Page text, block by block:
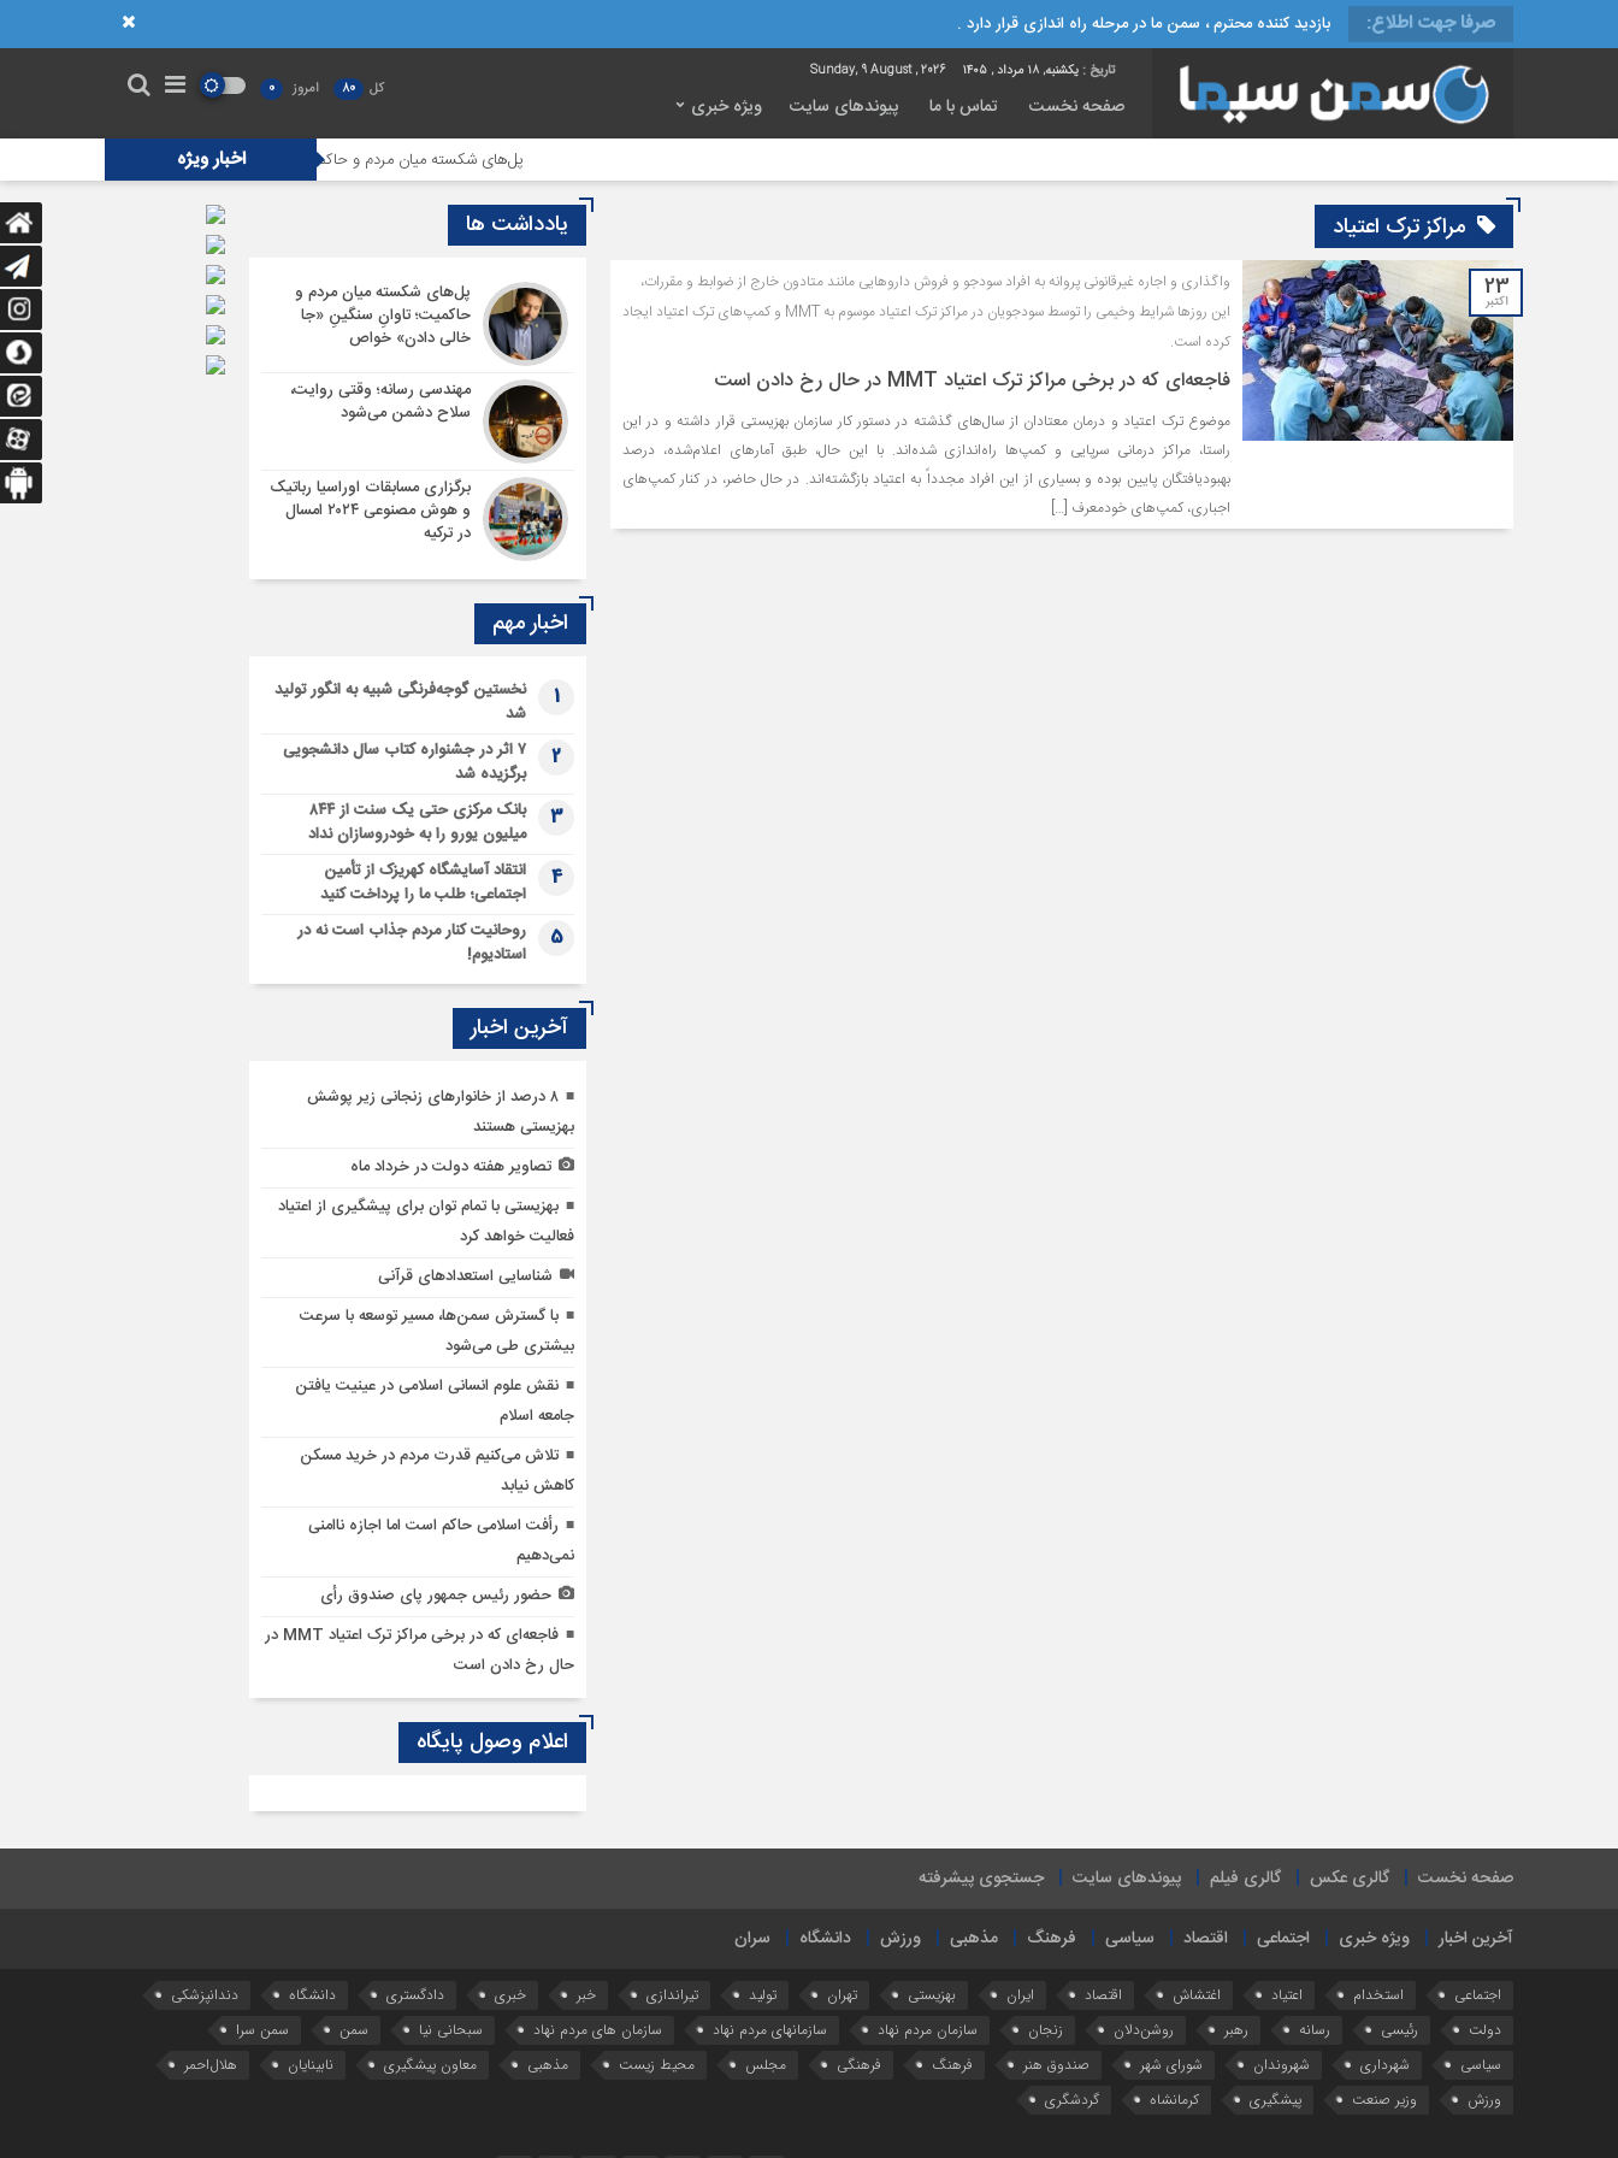
صرفا جهت اطلاع: بازدید کننده محترم ، سمن ما در مرحله راه اندازی قرار دارد .
تاریخ : یکشنبه, ۱۸ مرداد , ۱۴۰۵ Sunday, 9 August , 2026
صفحه نخست تماس با ما پیوندهای سایت ویژه خبری
کل 80 امروز 0
اخبار ویژه
پل‌های شکسته میان مردم و حاکمیت؛ تاوانِ سنگینِ «جا خالی دادن» خواص
مراکز ترک اعتیاد
23
اکتبر
واگذاری و اجاره غیرقانونی پروانه به افراد سودجو و فروش داروهایی مانند متادون خارج از ضوابط و مقررات،
این روزها شرایط وخیمی را توسط سودجویان در مراکز ترک اعتیاد موسوم به MMT و کمپ‌های ترک اعتیاد ایجاد
کرده است.
فاجعه‌ای که در برخی مراکز ترک اعتیاد MMT در حال رخ دادن است
موضوع ترک اعتیاد و درمان معتادان از سال‌های گذشته در دستور کار سازمان بهزیستی قرار داشته و در این
راستا، مراکز درمانی سرپایی و کمپ‌ها راه‌اندازی شده‌اند. با این حال، طبق آمارهای اعلام‌شده، درصد
بهبودیافتگان پایین بوده و بسیاری از این افراد مجدداً به اعتیاد بازگشته‌اند. در حال حاضر، در کنار کمپ‌های
اجباری، کمپ‌های خودمعرف […]
یادداشت ها
پل‌های شکسته میان مردم و
حاکمیت؛ تاوانِ سنگینِ «جا
خالی دادن» خواص
مهندسی رسانه؛ وقتی روایت،
سلاح دشمن می‌شود
برگزاری مسابقات اوراسیا رباتیک
و هوش مصنوعی ۲۰۲۴ امسال
در ترکیه
اخبار مهم
1
نخستین گوجه‌فرنگی شبیه به انگور تولید
شد
2
۷ اثر در جشنواره کتاب سال دانشجویی
برگزیده شد
3
بانک مرکزی حتی یک سنت از ۸۴۴
میلیون یورو را به خودروسازان نداد
4
انتقاد آسایشگاه کهریزک از تأمین
اجتماعی؛ طلب ما را پرداخت کنید
5
روحانیت کنار مردم جذاب است نه در
استادیوم!
آخرین اخبار
۸ درصد از خانوارهای زنجانی زیر پوشش
بهزیستی هستند
تصاویر هفته دولت در خرداد ماه
بهزیستی با تمام توان برای پیشگیری از اعتیاد
فعالیت خواهد کرد
شناسایی استعدادهای قرآنی
با گسترش سمن‌ها، مسیر توسعه با سرعت
بیشتری طی می‌شود
نقش علوم انسانی اسلامی در عینیت یافتن
جامعه اسلام
تلاش می‌کنیم قدرت مردم در خرید مسکن
کاهش نیابد
رأفت اسلامی حاکم است اما اجازه ناامنی
نمی‌دهیم
حضور رئیس جمهور پای صندوق رأی
فاجعه‌ای که در برخی مراکز ترک اعتیاد MMT در
حال رخ دادن است
اعلام وصول پایگاه
صفحه نخست گالری عکس گالری فیلم پیوندهای سایت جستجوی پیشرفته
آخرین اخبار ویژه خبری اجتماعی اقتصاد سیاسی فرهنگ مذهبی ورزش دانشگاه سران
اجتماعی استخدام اعتیاد اغتشاش اقتصاد ایران بهزیستی تهران تولید تیراندازی خبر خبری دادگستری دانشگاه
دندانپزشکی
دولت
رئیسی رسانه رهبر روشن‌دلان زنجان سازمان مردم نهاد سازمانهای مردم نهاد سازمان های مردم نهاد سبحانی نیا سمن
سمن سرا
سیاسی
شهرداری شهروندان شورای شهر صندوق هنر فرهنگ فرهنگی مجلس محیط زیست مذهبی معاون پیشگیری نابینایان
هلال‌احمر
ورزش
وزیر صنعت پیشگیری کرمانشاه گردشگری